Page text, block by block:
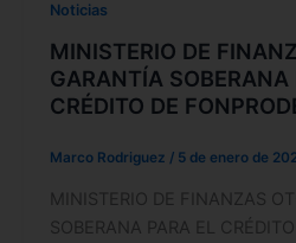
Noticias
MINISTERIO DE
GARANTÍA SOBERANA
CRÉDITO DE
Marco Rodriguez / 5 de enero de
MINISTERIO DE FINANZAS
SOBERANA PARA EL